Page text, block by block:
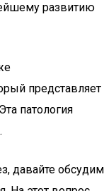
развитию
представляет
патология
давайте обсудим